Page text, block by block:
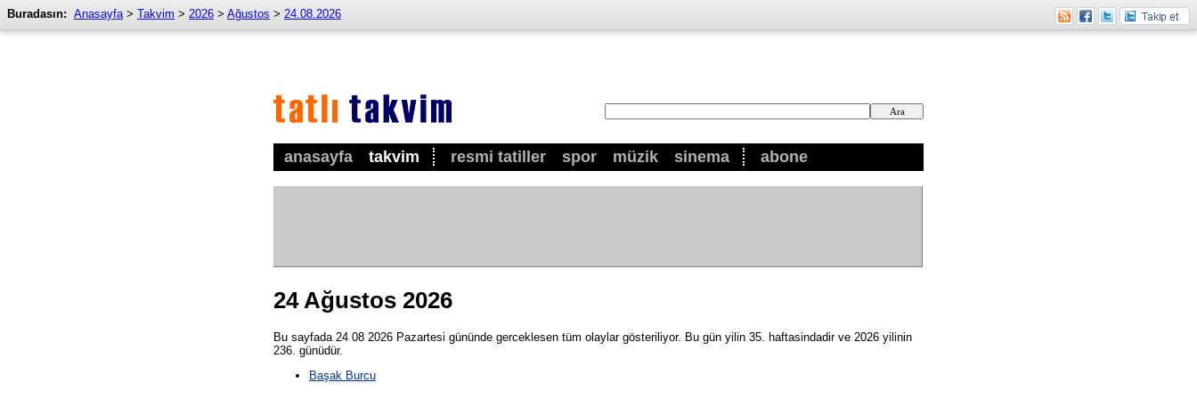
anasayfa takvim resmi tatiller spor müzik sinema abone
Buradasın: Anasayfa> Takvim > 2026 > Ağustos > 24.08.2026
24 Ağustos 2026
Bu sayfada 24 08 2026 Pazartesi gününde gerceklesen tüm olaylar gösteriliyor. Bu gün yilin 35. haftasindadir ve 2026 yilinin
236. günüdür.
Başak Burcu